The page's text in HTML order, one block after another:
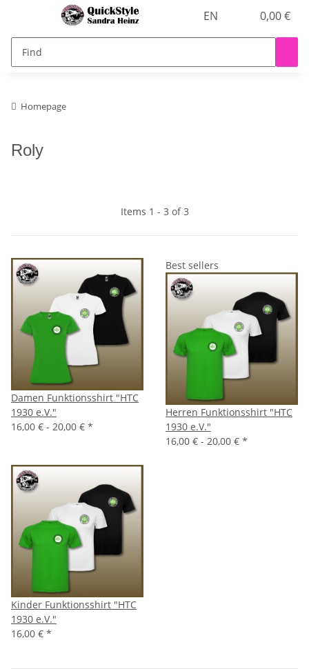
EN 0,00 €
Homepage
Roly
Items 1 - 3 of 3
Damen Funktionsshirt "HTC
1930 e.V."
16,00 € - 20,00 € *
Best sellers
Herren Funktionsshirt "HTC
1930 e.V."
16,00 € - 20,00 € *
Kinder Funktionsshirt "HTC
1930 e.V."
16,00 € *